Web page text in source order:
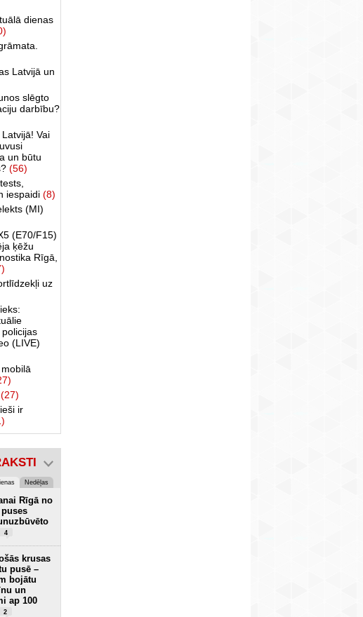
dienas
Latvijā un
slēgto
darbību?
Vai
un būtu
(56)
iespaidi (8)
(MI)
(E70/F15)
ķēžu
Rīgā,
uz
(LIVE)
(27)
ir
Nedēļas
Rīgā no
4
krusas
pusē –
bojātu
un
ap 100
2